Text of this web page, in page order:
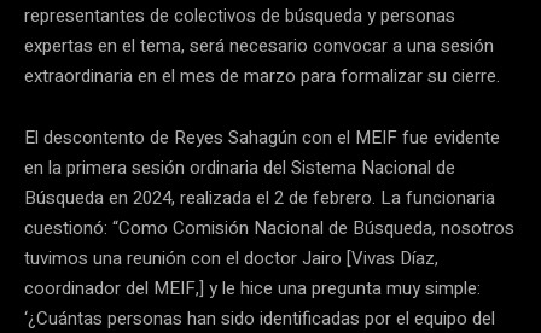
representantes de colectivos de búsqueda y personas
expertas en el tema, será necesario convocar a una sesión
extraordinaria en el mes de marzo para formalizar su cierre.
El descontento de Reyes Sahagún con el MEIF fue evidente
en la primera sesión ordinaria del Sistema Nacional de
Búsqueda en 2024, realizada el 2 de febrero. La funcionaria
cuestionó: “Como Comisión Nacional de Búsqueda, nosotros
tuvimos una reunión con el doctor Jairo [Vivas Díaz,
coordinador del MEIF,] y le hice una pregunta muy simple:
‘¿Cuántas personas han sido identificadas por el equipo del